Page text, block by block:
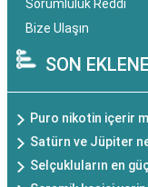
Sorumluluk Reddi
Bize Ulaşın
SON
Puro nikotin içerir
Satürn ve Jüpiter
Selçukluların en